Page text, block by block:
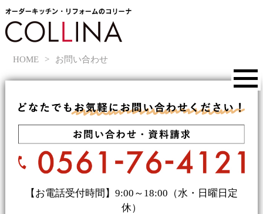
HOME > お問い合わせ
【お電話受付時間】9:00～18:00（水・日曜日定
休）